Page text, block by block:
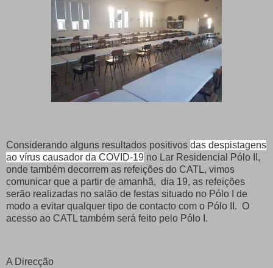
Considerando alguns resultados positivos das despistagens
ao vírus causador da COVID-19 no Lar Residencial Pólo II,
onde também decorrem as refeições do CATL, vimos
comunicar que a partir de amanhã, dia 19, as refeições
serão realizadas no salão de festas situado no Pólo I de
modo a evitar qualquer tipo de contacto com o Pólo II. O
acesso ao CATL também será feito pelo Pólo I.
A Direcção